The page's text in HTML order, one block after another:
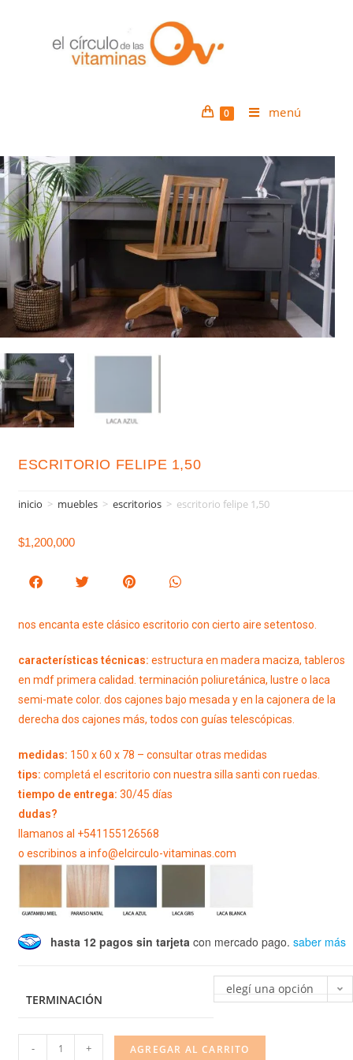
0 menú
ESCRITORIO FELIPE 1,50
inicio > muebles > escritorios > escritorio felipe 1,50
$1,200,000
nos encanta este clásico escritorio con cierto aire setentoso.
características técnicas: estructura en madera maciza, tableros
en mdf primera calidad. terminación poliuretánica, lustre o laca
semi-mate color. dos cajones bajo mesada y en la cajonera de la
derecha dos cajones más, todos con guías telescópicas.
medidas: 150 x 60 x 78 – consultar otras medidas
tips: completá el escritorio con nuestra silla santi con ruedas.
tiempo de entrega: 30/45 días
dudas?
llamanos al +541155126568
o escribinos a info@elcirculo-vitaminas.com
hasta 12 pagos sin tarjeta con mercado pago. saber más
TERMINACIÓN
elegí una opción
- + AGREGAR AL CARRITO